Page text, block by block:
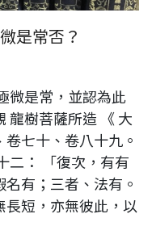
是常否？
微是常，並認為此
龍樹菩薩所造 《 大
七十、卷八十九。
二： 「復次，有有
有；三者、法有。
短，亦無彼此，以